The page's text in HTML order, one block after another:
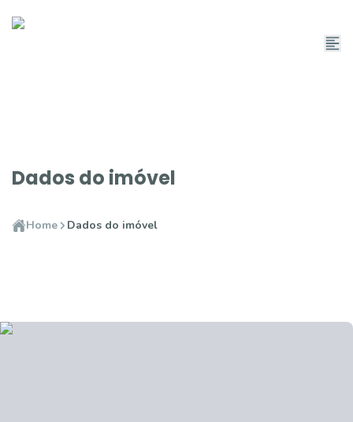
Dados do imóvel
Home Dados do imóvel